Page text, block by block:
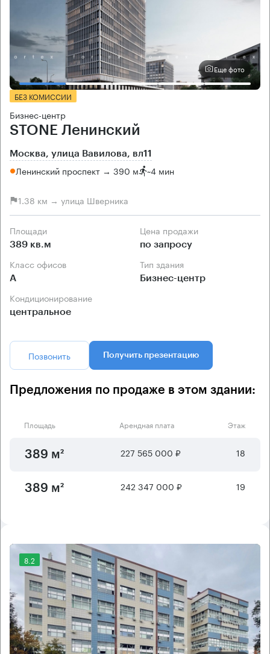
Еще фото
БЕЗ КОМИССИИ
Бизнес-центр
STONE Ленинский
Москва, улица Вавилова, вл11
Ленинский проспект → 390 м ~4 мин
1.38 км → улица Шверника
Площади
389 кв.м
Цена продажи
по запросу
Класс офисов
А
Тип здания
Бизнес-центр
Кондиционирование
центральное
Позвонить Получить презентацию
Предложения по продаже в этом здании:
Площадь Арендная плата Этаж
389 м² 227 565 000 ₽ 18
389 м² 242 347 000 ₽ 19
8.2